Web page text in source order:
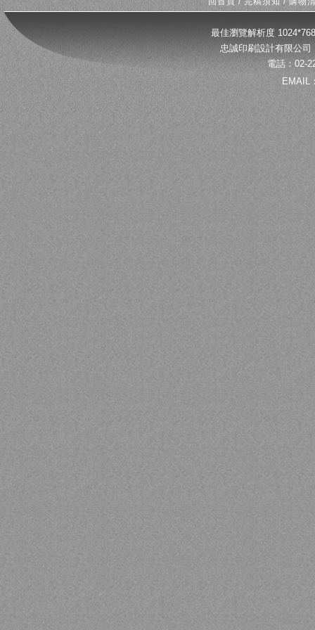
最佳瀏覽解析度
忠誠印刷設計有限公
電話：02-
EMAIL